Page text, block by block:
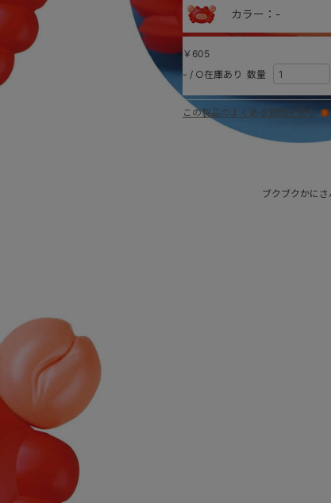
ブクブクかにさ
カラー：-
￥605
- / ○在庫あり 数量
この製品のよくある質問を見る